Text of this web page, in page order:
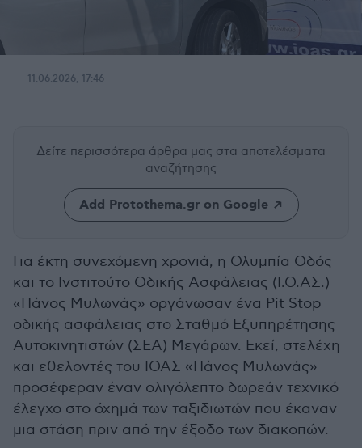
11.06.2026, 17:46
Δείτε περισσότερα άρθρα μας στα αποτελέσματα
αναζήτησης
Add Protothema.gr on Google
Για έκτη συνεχόμενη χρονιά, η Ολυμπία Οδός
και το Ινστιτούτο Οδικής Ασφάλειας (Ι.Ο.ΑΣ.)
«Πάνος Μυλωνάς» οργάνωσαν ένα Pit Stop
οδικής ασφάλειας στο Σταθμό Εξυπηρέτησης
Αυτοκινητιστών (ΣΕΑ) Μεγάρων. Εκεί, στελέχη
και εθελοντές του ΙΟΑΣ «Πάνος Μυλωνάς»
προσέφεραν έναν ολιγόλεπτο δωρεάν τεχνικό
έλεγχο στο όχημά των ταξιδιωτών που έκαναν
μια στάση πριν από την έξοδο των διακοπών.